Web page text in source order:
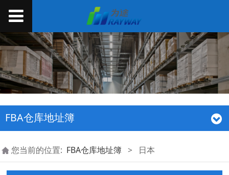
FBA仓库地址簿
您当前的位置: FBA仓库地址簿 > 日本